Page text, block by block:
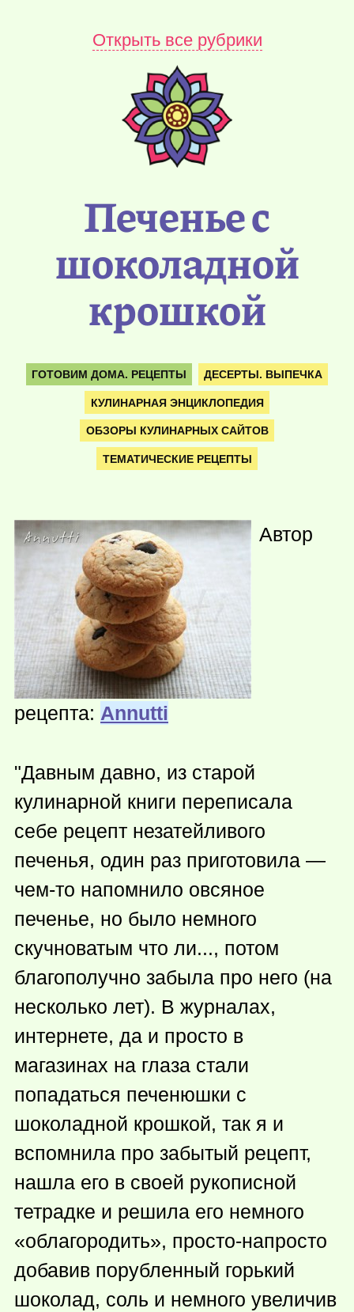
Открыть все рубрики
Печенье с
шоколадной
крошкой
ГОТОВИМ ДОМА. РЕЦЕПТЫ ДЕСЕРТЫ. ВЫПЕЧКА
КУЛИНАРНАЯ ЭНЦИКЛОПЕДИЯ
ОБЗОРЫ КУЛИНАРНЫХ САЙТОВ
ТЕМАТИЧЕСКИЕ РЕЦЕПТЫ
Автор
рецепта: Annutti
"Давным давно, из старой
кулинарной книги переписала
себе рецепт незатейливого
печенья, один раз приготовила —
чем-то напомнило овсяное
печенье, но было немного
скучноватым что ли..., потом
благополучно забыла про него (на
несколько лет). В журналах,
интернете, да и просто в
магазинах на глаза стали
попадаться печенюшки с
шоколадной крошкой, так я и
вспомнила про забытый рецепт,
нашла его в своей рукописной
тетрадке и решила его немного
«облагородить», просто-напросто
добавив порубленный горький
шоколад, соль и немного увеличив